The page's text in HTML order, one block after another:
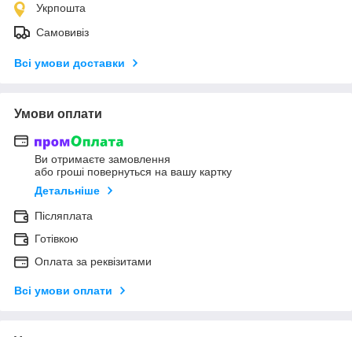
Укрпошта
Самовивіз
Всі умови доставки
Умови оплати
Ви отримаєте замовлення
або гроші повернуться на вашу картку
Детальніше
Післяплата
Готівкою
Оплата за реквізитами
Всі умови оплати